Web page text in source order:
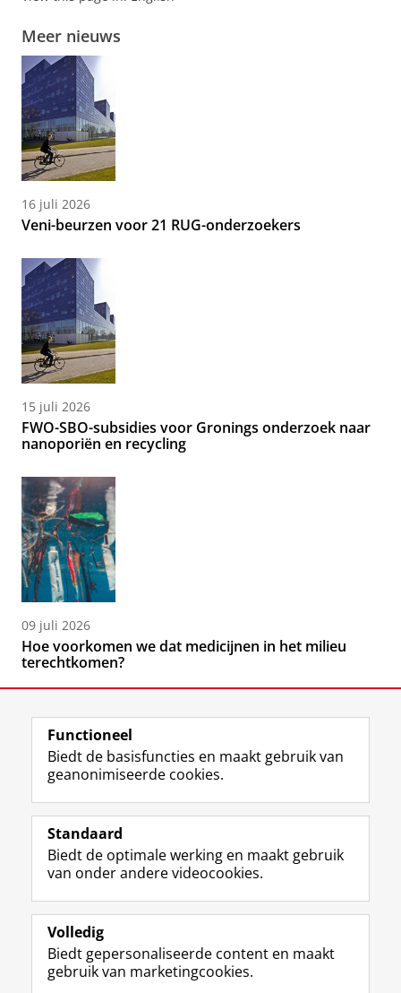
Meer nieuws
16 juli 2026
Veni-beurzen voor 21 RUG-onderzoekers
15 juli 2026
FWO-SBO-subsidies voor Gronings onderzoek naar
nanoporiën en recycling
09 juli 2026
Hoe voorkomen we dat medicijnen in het milieu
terechtkomen?
Volg de RUG
F
a
e
b
o
p
a
L
i
k
e
I
-
p
R
S
-
f
e
R
I
n
t
r
m
Y
o
T
e
k
Studiekiezers
Alumni
Over ons
Functioneel
Biedt de basisfuncties en maakt gebruik van
geanonimiseerde cookies.
Standaard
Biedt de optimale werking en maakt gebruik
van onder andere videocookies.
Volledig
Biedt gepersonaliseerde content en maakt
gebruik van marketingcookies.